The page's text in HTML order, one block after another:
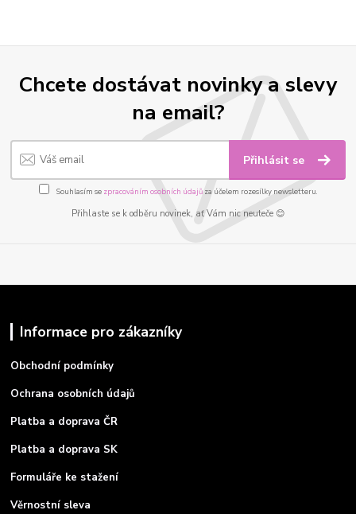
Chcete dostávat novinky a slevy
na email?
Přihlásit se
Souhlasím se zpracováním osobních údajůza účelem rozesílky newsletteru.
Přihlaste se k odběru novinek, ať Vám nic neuteče 😊
Informace pro zákazníky
Obchodní podmínky
Ochrana osobních údajů
Platba a doprava ČR
Platba a doprava SK
Formuláře ke stažení
Věrnostní sleva